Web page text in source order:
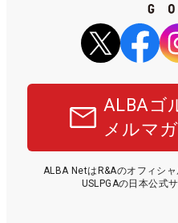
ALBAゴ
メルマ
ALBA NetはR&Aのオフィシ
USLPGAの日本公式